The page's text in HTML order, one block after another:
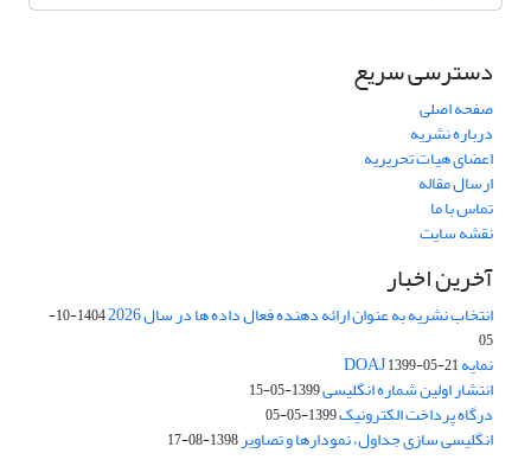
دسترسی سریع
صفحه اصلی
درباره نشریه
اعضای هیات تحریریه
ارسال مقاله
تماس با ما
نقشه سایت
آخرین اخبار
انتخاب نشریه به عنوان ارائه دهنده فعال داده ها در سال 2026
1404-10-
05
نمایه DOAJ1399-05-21
انتشار اولین شماره انگلیسی1399-05-15
درگاه پرداخت الکترونیک1399-05-05
انگلیسی سازی جداول، نمودارها و تصاویر1398-08-17